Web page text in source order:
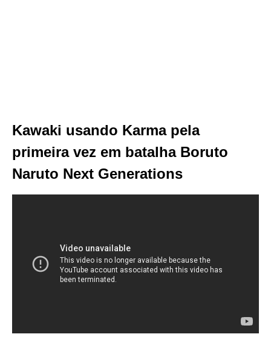
Kawaki usando Karma pela
primeira vez em batalha Boruto
Naruto Next Generations